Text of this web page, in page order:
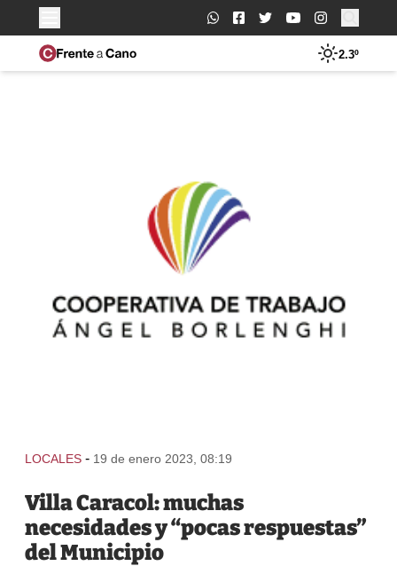
Buscar:
2.3º
LOCALES - 19 de enero 2023, 08:19
Villa Caracol: muchas
necesidades y “pocas respuestas”
del Municipio